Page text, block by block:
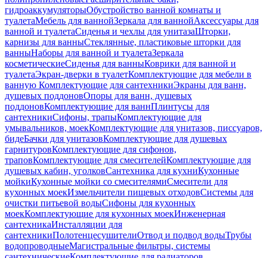
гидроаккумуляторыОбустройство ванной комнаты и
туалетаМебель для ваннойЗеркала для ваннойАксессуары для
ванной и туалетаСиденья и чехлы для унитазаШторки,
карнизы для ванныСтеклянные, пластиковые шторки для
ванныНаборы для ванной и туалетаЗеркала
косметическиеСиденья для ванныКоврики для ванной и
туалетаЭкран-дверки в туалетКомплектующие для мебели в
ванную Комплектующие для сантехникиЭкраны для ванн,
душевых поддоновОпоры для ванн, душевых
поддоновКомплектующие для ваннПлинтусы для
сантехникиСифоны, трапыКомплектующие для
умывальников, моекКомплектующие для унитазов, писсуаров,
бидеБачки для унитазовКомплектующие для душевых
гарнитуровКомплектующие для сифонов,
траповКомплектующие для смесителейКомплектующие для
душевых кабин, уголковСантехника для кухниКухонные
мойкиКухонные мойки со смесителямиСмесители для
кухонных моекИзмельчители пищевых отходовСистемы для
очистки питьевой водыСифоны для кухонных
моекКомплектующие для кухонных моекИнженерная
сантехникаИнсталляции для
сантехникиПолотенцесушителиОтвод и подвод водыТрубы
водопроводныеМагистральные фильтры, системы